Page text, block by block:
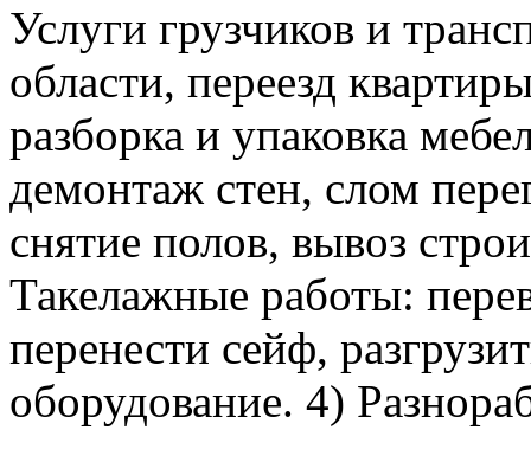
Услуги грузчиков и
области, переезд
разборка и упаковка
демонтаж стен, слом
снятие полов, вывоз
Такелажные работы:
перенести сейф,
оборудование. 4)